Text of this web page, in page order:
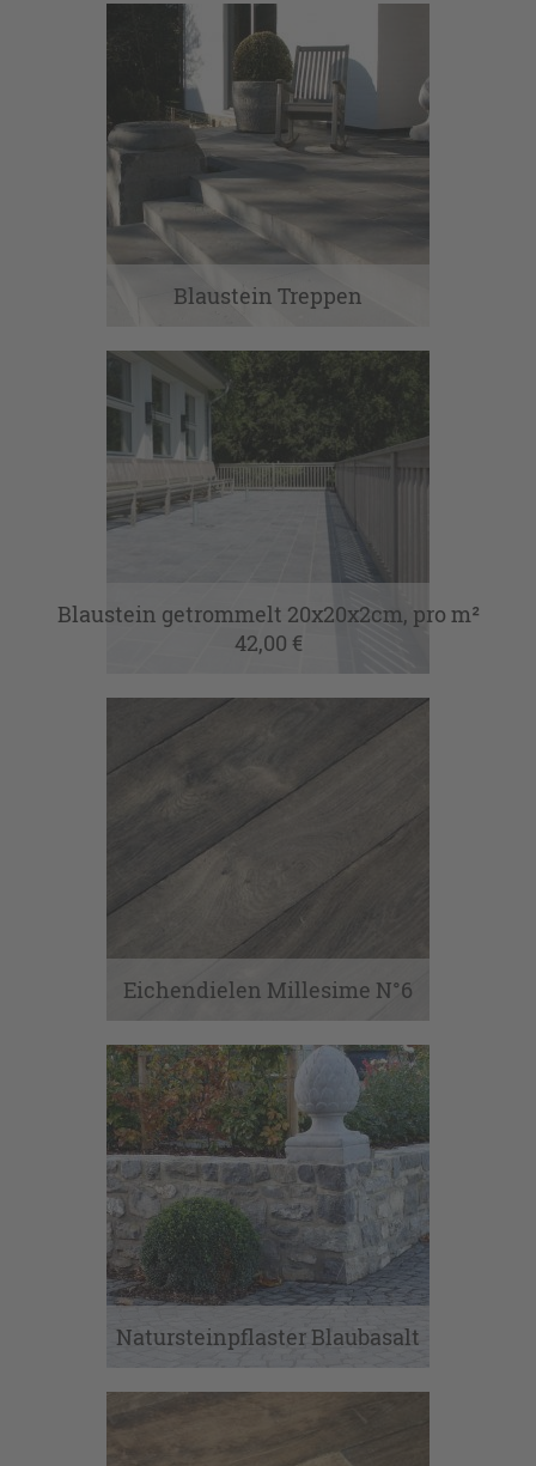
Blaustein Treppen
Blaustein getrommelt 20x20x2cm, pro m²
42,00 €
Eichendielen Millesime N°6
Natursteinpflaster Blaubasalt